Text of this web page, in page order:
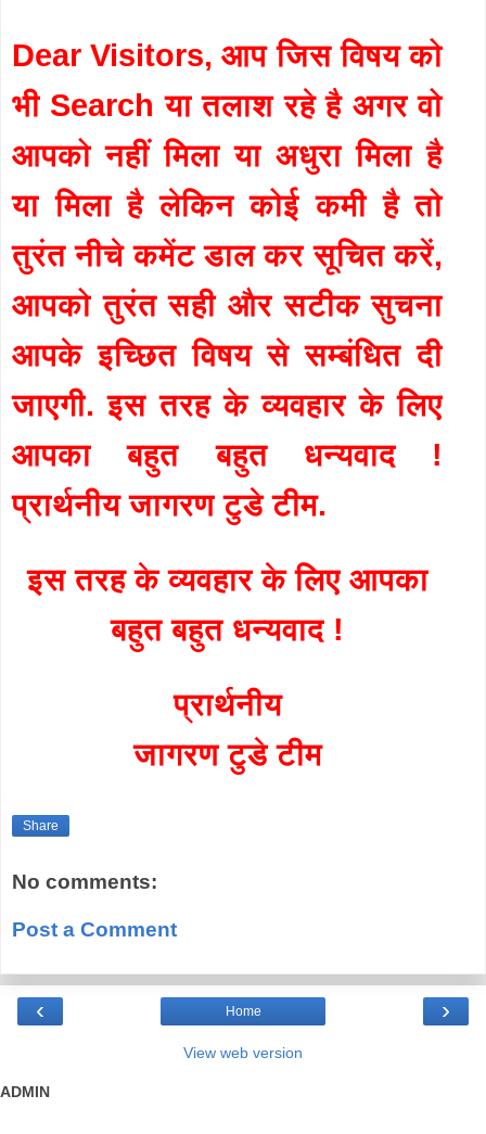
Dear Visitors, आप जिस विषय को
भी Search या तलाश रहे है अगर वो
आपको नहीं मिला या अधुरा मिला है
या मिला है लेकिन कोई कमी है तो
तुरंत नीचे कमेंट डाल कर सूचित करें,
आपको तुरंत सही और सटीक सुचना
आपके इच्छित विषय से सम्बंधित दी
जाएगी. इस तरह के व्यवहार के लिए
आपका बहुत बहुत धन्यवाद !
प्रार्थनीय जागरण टुडे टीम.
इस तरह के व्यवहार के लिए आपका
बहुत बहुत धन्यवाद !
प्रार्थनीय
जागरण टुडे टीम
Share
No comments:
Post a Comment
‹ ›
Home
View web version
ADMIN